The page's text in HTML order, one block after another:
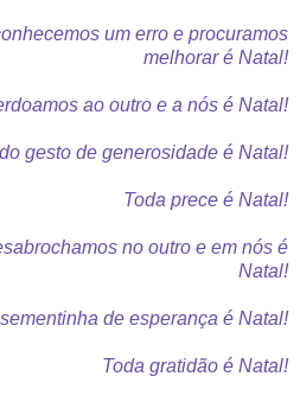
um erro e procuramos
melhorar é Natal!
ao outro e a nós é Natal!
gesto de generosidade é Natal!
Toda prece é Natal!
no outro e em nós é
Natal!
de esperança é Natal!
Toda gratidão é Natal!